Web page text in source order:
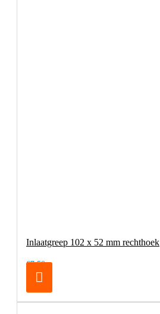
Inlaatgreep 102 x 52 mm rechthoek
€7,50